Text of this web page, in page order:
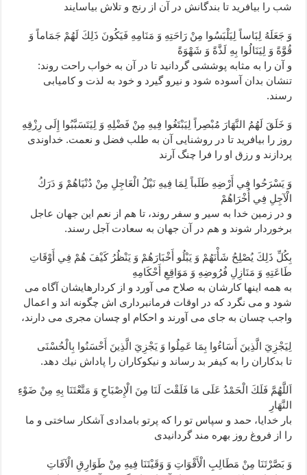
شب را بيافريد تا بندگانش در آن از رنج و تلاش بياسايند
وَ جَعَلَهُ لِبَاساً لِيَلْبَسُوا مِنْ رَاحَتِهِ وَ مَنَامِهِ فَيَكُونَ ذَلِكَ لَهُمْ جَمَاماً وَ
قُوَّةً وَ لِيَنَالُوا بِهِ لَذَّةً وَ شَهْوَةً
و آن را به مثابه پوششى گردانيد تا در آن به خواب راحت روند:
تنشان بدان آسوده شود و نيرو گيرد و خود به لذت و كاميابى
رسند.
وَ خَلَقَ لَهُمُ النَّهَارَ مُبْصِراً لِيَبْتَغُوا فِيهِ مِنْ فَضْلِهِ وَ لِيَتَسَبَّبُوا إِلَى رِزْقِهِ‏
روز را بيافريد تا در روشنايى آن به طلب فضل و نعمت. خداوندى
پردازند و رزق او را فرا چنگ آرند
وَ يَسْرَحُوا فِي أَرْضِهِ طَلَباً لِمَا فِيهِ نَيْلُ الْعَاجِلِ مِنْ دُنْيَاهُمْ وَ دَرَكُ
الْآجِلِ فِي أُخْرَاهُمْ‏
و در زمين خدا به سير و سفر روند، تا هم از نعم اين جهان عاجل
برخوردار شوند و هم در آن جهان به سعادت آجل رسند.
بِكُلِّ ذَلِكَ يُصْلِحُ شَأْنَهُمْ وَ يَبْلُو أَخْبَارَهُمْ وَ يَنْظُرُ كَيْفَ هُمْ فِي أَوْقَاتِ
طَاعَتِهِ وَ مَنَازِلِ فُرُوضِهِ وَ مَوَاقِعِ أَحْكَامِهِ‏
به همه اين‏ها كارشان به صلاح مى ‏آورد و از كردارهايشان آگاه مى‏
شود و مى ‏نگرد كه در اوقات فرمانبردارى ‏اش چگونه‏ اند و اعمال
واجب چسان به جاى مى ‏آورند و احكام او چسان مجرى مى ‏دارند،
لِيَجْزِيَ الَّذِينَ أَسَاءُوا بِمَا عَمِلُوا وَ يَجْزِيَ الَّذِينَ أَحْسَنُوا بِالْحُسْنَى‏
تا بدكاران را به كيفر بد رساند و نيكوكاران را پاداش نيك دهد.
اَللَّهُمَّ فَلَكَ الْحَمْدُ عَلَى مَا فَلَقْتَ لَنَا مِنَ الْإِصْبَاحِ وَ مَتَّعْتَنَا بِهِ مِنْ ضَوْءِ
النَّهَارِ
بار خدايا، حمد و سپاس تو را كه پرتو بامدادى آشكار ساختى و ما
را از فروغ روز بهره‏ مند گردانيدى‏
وَ بَصَّرْتَنَا مِنْ مَطَالِبِ الْأَقْوَاتِ وَ وَقَيْتَنَا فِيهِ مِنْ طَوَارِقِ الْآفَاتِ‏